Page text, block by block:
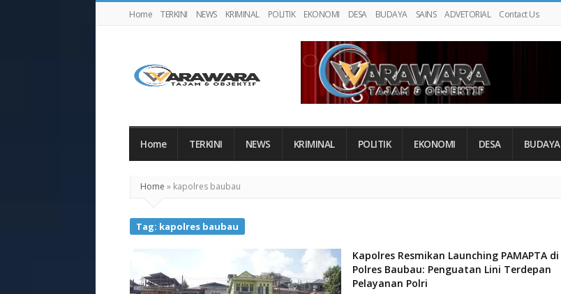
Home TERKINI NEWS KRIMINAL POLITIK EKONOMI DESA BUDAYA SAINS ADVETORIAL Contact Us
Home TERKINI NEWS KRIMINAL POLITIK EKONOMI DESA BUDAYA
Home » kapolres baubau
Tag: kapolres baubau
Kapolres Resmikan Launching PAMAPTA di
Polres Baubau: Penguatan Lini Terdepan
Pelayanan Polri